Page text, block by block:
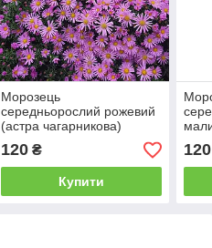
Морозець
середньорослий рожевий
(астра чагарникова)
саджанець в горщику 1 л
120₴
Купити
120